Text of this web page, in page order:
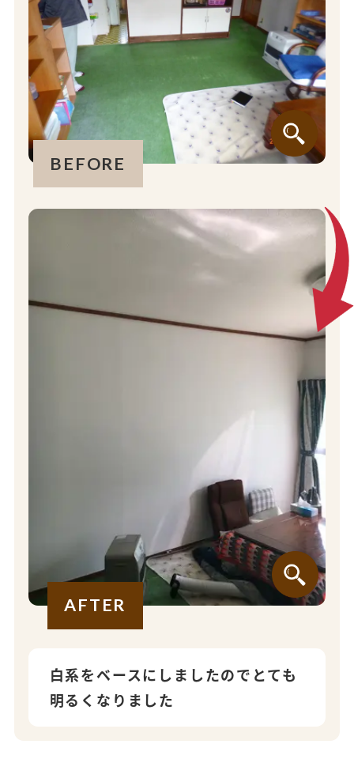
BEFORE
AFTER
白系をベースにしましたのでとても
明るくなりました